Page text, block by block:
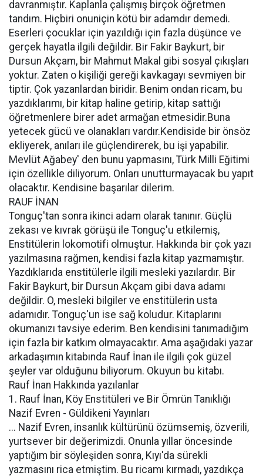
davranmıştır. Kaplanla çalışmış birçok öğretmen
tandım. Hiçbiri onuniçin kötü bir adamdır demedi.
Eserleri çocuklar için yazıldığı için fazla düşünce ve
gerçek hayatla ilgili değildir. Bir Fakir Baykurt, bir
Dursun Akçam, bir Mahmut Makal gibi sosyal çıkışları
yoktur. Zaten o kişiliği gereği kavkagayı sevmiyen bir
tiptir. Çok yazanlardan biridir. Benim ondan ricam, bu
yazdıklarımı, bir kitap haline getirip, kitap sattığı
öğretmenlere birer adet armağan etmesidir.Buna
yetecek gücü ve olanakları vardır.Kendiside bir önsöz
ekliyerek, anıları ile güçlendirerek, bu işi yapabilir.
Mevlüt Ağabey' den bunu yapmasını, Türk Milli Eğitimi
için özellikle diliyorum. Onları unutturmayacak bu yapıt
olacaktır. Kendisine başarılar dilerim.
RAUF İNAN
Tonguç'tan sonra ikinci adam olarak tanınır. Güçlü
zekası ve kıvrak görüşü ile Tonguç'u etkilemiş,
Enstitülerin lokomotifi olmuştur. Hakkında bir çok yazı
yazılmasına rağmen, kendisi fazla kitap yazmamıştır.
Yazdıklarıda enstitülerle ilgili mesleki yazılardır. Bir
Fakir Baykurt, bir Dursun Akçam gibi dava adamı
değildir. O, mesleki bilgiler ve enstitülerin usta
adamıdır. Tonguç'un ise sağ koludur. Kitaplarını
okumanızı tavsiye ederim. Ben kendisini tanımadığım
için fazla bir katkım olmayacaktır. Ama aşağıdaki yazar
arkadaşımın kitabında Rauf İnan ile ilgili çok güzel
şeyler var olduğunu biliyorum. Okuyun bu kitabı.
Rauf İnan Hakkında yazılanlar
1. Rauf İnan, Köy Enstitüleri ve Bir Ömrün Tanıklığı
Nazif Evren - Güldikeni Yayınları
... Nazif Evren, insanlık kültürünü özümsemiş, özverili,
yurtsever bir değerimizdi. Onunla yıllar öncesinde
yaptığım bir söyleşiden sonra, Kıyı'da sürekli
yazmasını rica etmiştim. Bu ricamı kırmadı, yazdıkça